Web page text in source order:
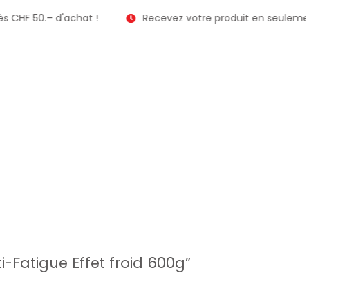
50.– d'achat ! Recevez votre produit en seulement 2 à 3
Fatigue Effet froid 600g”